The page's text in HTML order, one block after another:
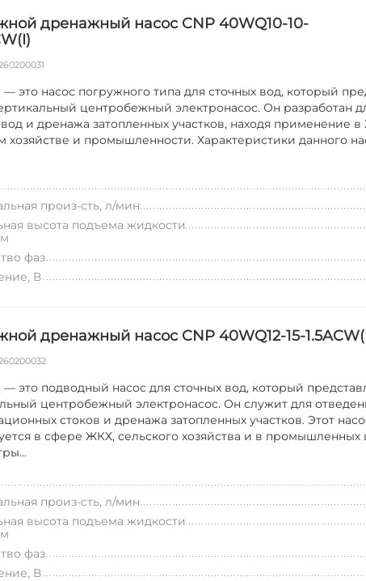
дренажный насос CNP 40WQ10-10-
— это насос погружного типа для сточных вод, который
центробежный электронасос. Он разработан
и дренажа затопленных участков, находя применение
хозяйстве и промышленности. Характеристики данного
произ-сть, л/мин
высота подъема жидкости
фаз
В
дренажный насос CNP 40WQ12-15-
— это подводный насос для сточных вод, который
центробежный электронасос. Он служит для
стоков и дренажа затопленных участков. Этот
в сфере ЖКХ, сельского хозяйства и в промышленных
произ-сть, л/мин
высота подъема жидкости
фаз
В